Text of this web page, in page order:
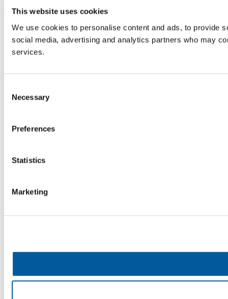
This website uses cookies
We use cookies to personalise content and ads, to provide
social media, advertising and analytics partners who may
services.
Selection
Necessary
Preferences
Statistics
Marketing